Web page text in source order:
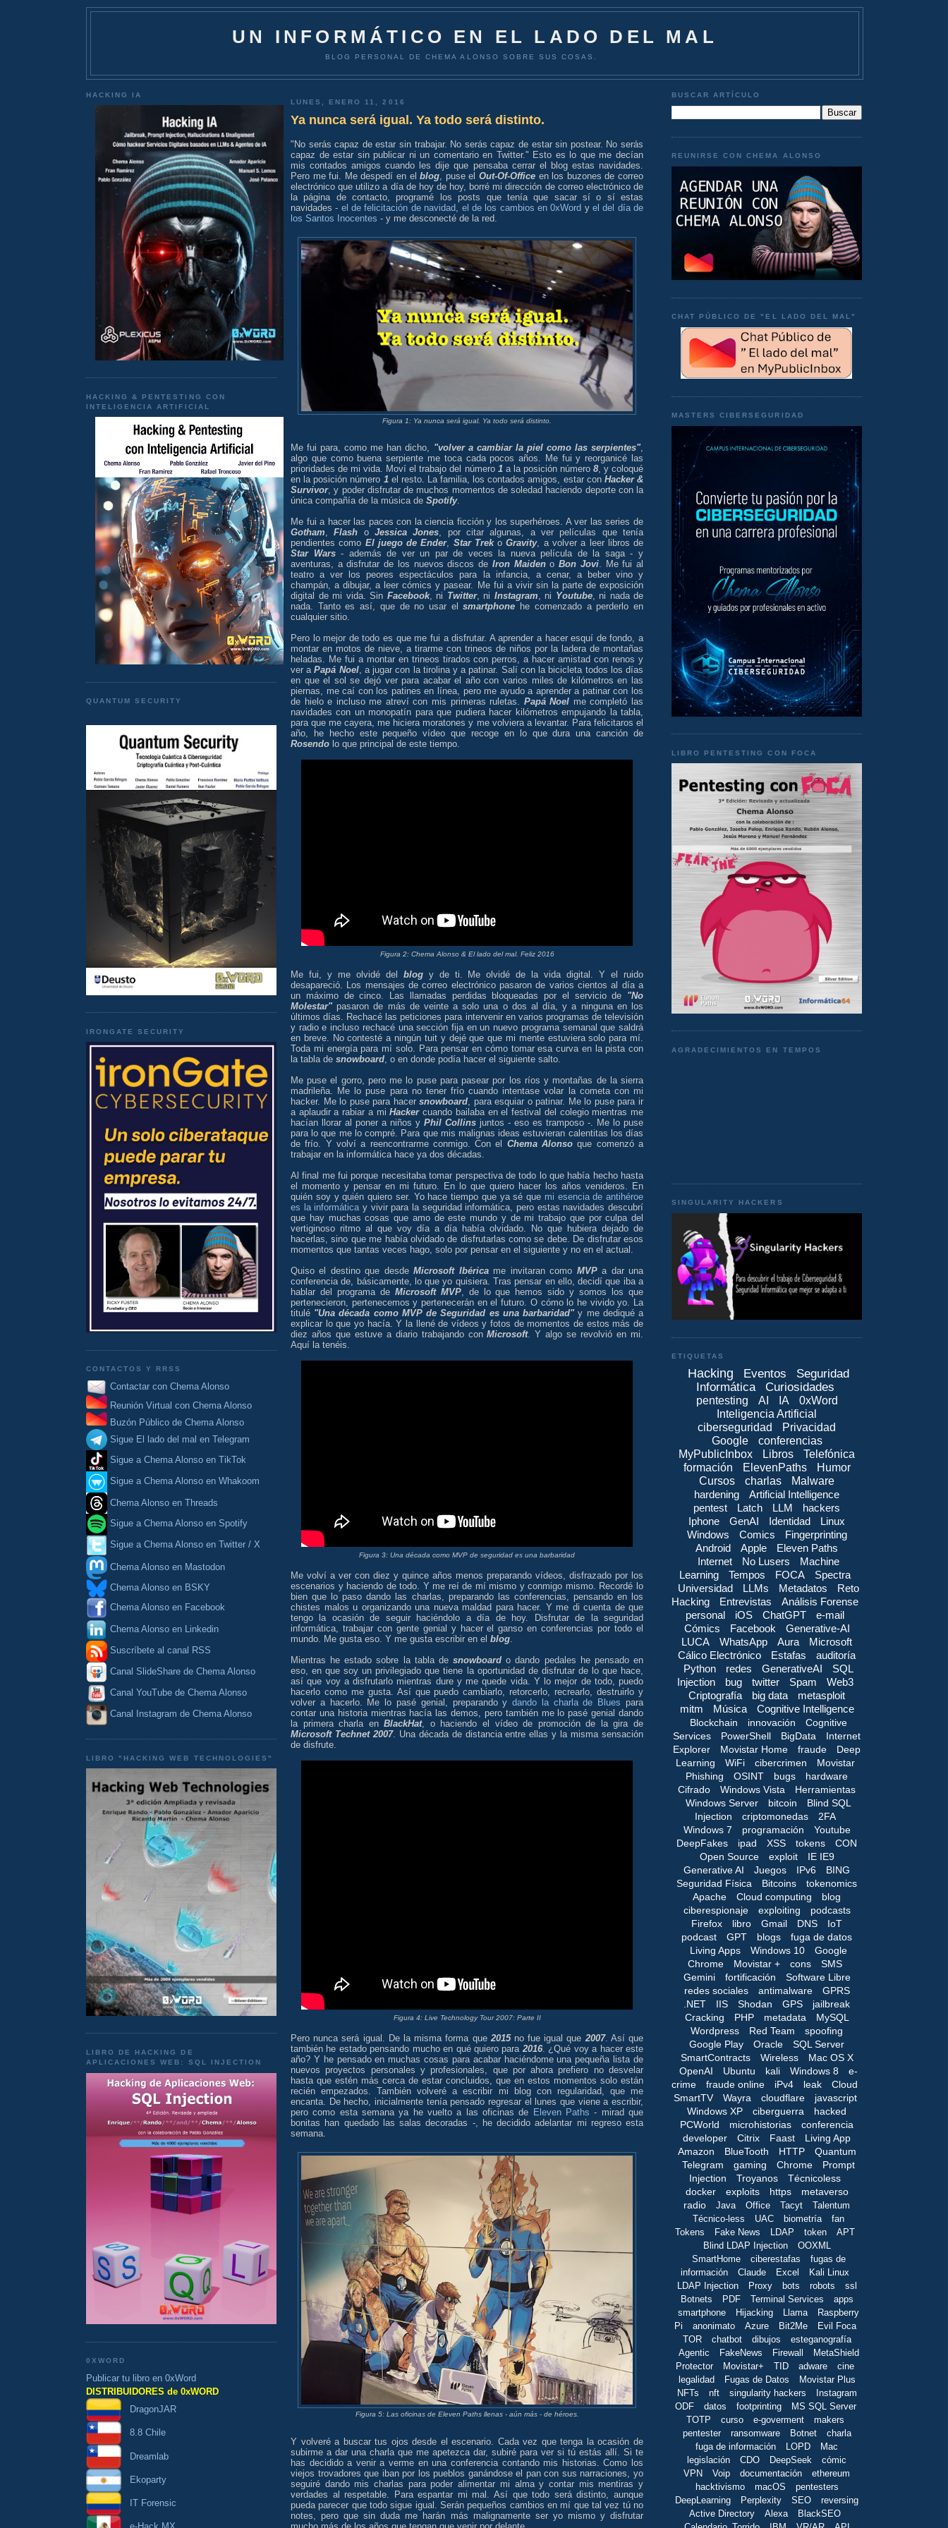
UN INFORMÁTICO EN EL LADO DEL MAL
BLOG PERSONAL DE CHEMA ALONSO SOBRE SUS COSAS.
HACKING IA
HACKING & PENTESTING CON
INTELIGENCIA ARTIFICIAL
QUANTUM SECURITY
IRONGATE SECURITY
CONTACTOS Y RRSS
Contactar con Chema Alonso
Reunión Virtual con Chema Alonso
Buzón Público de Chema Alonso
Sigue El lado del mal en Telegram
Sigue a Chema Alonso en TikTok
Sigue a Chema Alonso en Whakoom
Chema Alonso en Threads
Sigue a Chema Alonso en Spotify
Sigue a Chema Alonso en Twitter / X
Chema Alonso en Mastodon
Chema Alonso en BSKY
Chema Alonso en Facebook
Chema Alonso en Linkedin
Suscríbete al canal RSS
Canal SlideShare de Chema Alonso
Canal YouTube de Chema Alonso
Canal Instagram de Chema Alonso
LIBRO "HACKING WEB TECHNOLOGIES"
LIBRO DE HACKING DE
APLICACIONES WEB: SQL INJECTION
0XWORD
Publicar tu libro en 0xWord
DISTRIBUIDORES de 0xWORD
DragonJAR
8.8 Chile
Dreamlab
Ekoparty
IT Forensic
LUNES, ENERO 11, 2016
Ya nunca será igual. Ya todo será distinto.
"No serás capaz de estar sin trabajar. No serás capaz de estar sin postear. No serás
capaz de estar sin publicar ni un comentario en Twitter." Esto es lo que me decían
mis contados amigos cuando les dije que pensaba cerrar el blog estas navidades.
Pero me fui. Me despedí en elblog , puse elOut-Of-Office en los buzones de correo
electrónico que utilizo a día de hoy de hoy, borré mi dirección de correo electrónico de
la página de contacto, programé los posts que tenía que sacar sí o sí estas
navidades - el de felicitación de navidad el de los cambios en 0xWord y el del día de
los Santos Inocentes - y me desconecté de la red.
Figura 1: Ya nunca será igual. Ya todo será distinto.
Me fui para, como me han dicho, "volver a cambiar la piel como las serpientes",
algo que como buena serpiente me toca cada pocos años. Me fui y reorganicé las
prioridades de mi vida. Moví el trabajo del número 1a la posición número 8, y coloqué
en la posición número 1el resto. La familia, los contados amigos, estar con Hacker &
Survivor, y poder disfrutar de muchos momentos de soledad haciendo deporte con la
única compañía de la música de Spotify.
Me fui a hacer las paces con la ciencia ficción y los superhéroes. A ver las series de
Gotham,Flash oJessica Jones, por citar algunas, a ver películas que tenía
pendientes como El juego de Ender, Star TrekoGravity, a volver a leer libros de
Star Wars- además de ver un par de veces la nueva película de la saga - y
aventuras, a disfrutar de los nuevos discos de Iron MaidenoBon Jovi. Me fui al
teatro a ver los peores espectáculos para la infancia, a cenar, a beber vino y
champán, a dibujar, a leer cómics y pasear. Me fui a vivir sin la parte de exposición
digital de mi vida. Sin Facebook, ni Twitter, ni Instagram, ni Youtube, ni nada de
nada. Tanto es así, que de no usar elsmartphone he comenzado a perderlo en
cualquier sitio.
Pero lo mejor de todo es que me fui a disfrutar. A aprender a hacer esquí de fondo, a
montar en motos de nieve, a tirarme con trineos de niños por la ladera de montañas
heladas. Me fui a montar en trineos tirados con perros, a hacer amistad con renos y
ver aPapá Noel, a jugar con la tirolina y a patinar. Salí con la bicicleta todos los días
en que el sol se dejó ver para acabar el año con varios miles de kilómetros en las
piernas, me caí con los patines en línea, pero me ayudo a aprender a patinar con los
de hielo e incluso me atreví con mis primeras ruletas. Papá Noel me completó las
navidades con un monopatín para que pudiera hacer kilómetros empujando la tabla,
para que me cayera, me hiciera moratones y me volviera a levantar. Para felicitaros el
año, he hecho este pequeño vídeo que recoge en lo que dura una canción de
Rosendo lo que principal de este tiempo.
Figura 2: Chema Alonso & El lado del mal. Feliz 2016
Me fui, y me olvidé del blogy de ti. Me olvidé de la vida digital. Y el ruido
desapareció. Los mensajes de correo electrónico pasaron de varios cientos al día a
un máximo de cinco. Las llamadas perdidas bloqueadas por el servicio de "No
Molestar"pasaron de más de veinte a solo una o dos al día, y a ninguna en los
últimos días. Rechacé las peticiones para intervenir en varios programas de televisión
y radio e incluso rechacé una sección fija en un nuevo programa semanal que saldrá
en breve. No contesté a ningún tuit y dejé que que mi mente estuviera solo para mí.
Toda mi energía para mí solo. Para pensar en cómo tomar esa curva en la pista con
la tabla de snowboard, o en donde podía hacer el siguiente salto.
Me puse el gorro, pero me lo puse para pasear por los ríos y montañas de la sierra
madrileña. Me lo puse para no tener frío cuando intentase volar la cometa con mi
hacker. Me lo puse para hacersnowboard, para esquiar o patinar. Me lo puse para ir
a aplaudir a rabiar a miHackercuando bailaba en el festival del colegio mientras me
hacían llorar al poner a niños y Phil Collins juntos - eso es tramposo -. Me lo puse
para lo que me lo compré. Para que mis malignas ideas estuvieran calentitas los días
de frío. Y volví a reencontrarme conmigo. Con el Chema Alonso que comenzó a
trabajar en la informática hace ya dos décadas.
Al final me fui porque necesitaba tomar perspectiva de todo lo que había hecho hasta
el momento y pensar en mi futuro. En lo que quiero hacer los años venideros. En
quién soy y quién quiero ser. Yo hace tiempo que ya sé que mi esencia de antihéroe
es la informática y vivir para la seguridad informática, pero estas navidades descubrí
que hay muchas cosas que amo de este mundo y de mi trabajo que por culpa del
vertiginoso ritmo al que voy día a día había olvidado. No que hubiera dejado de
hacerlas, sino que me había olvidado de disfrutarlas como se debe. De disfrutar esos
momentos que tantas veces hago, solo por pensar en el siguiente y no en el actual.
Quiso el destino que desdeMicrosoft Ibéricame invitaran como MVPa dar una
conferencia de, básicamente, lo que yo quisiera. Tras pensar en ello, decidí que iba a
hablar del programa de Microsoft MVP, de lo que hemos sido y somos los que
pertenecieron, pertenecemos y pertenecerán en el futuro. O cómo lo he vivido yo. La
titulé "Una década como MVP de Seguridad es una barbaridad"y me dediqué a
explicar lo que yo hacía. Y la llené de vídeos y fotos de momentos de estos más de
diez años que estuve a diario trabajando conMicrosoft. Y algo se revolvió en mi.
Aquí la tenéis.
Figura 3: Una década como MVP de seguridad es una barbaridad
Me volví a ver con diez y quince años menos preparando vídeos, disfrazado por los
escenarios y haciendo de todo. Y me reí de mí mismo y conmigo mismo. Recordé lo
bien que lo paso dando las charlas, preparando las conferencias, pensando en los
chistes malos u organizando una nueva maldad para hacer. Y me di cuenta de que
tengo la ocasión de seguir haciéndolo a día de hoy. Disfrutar de la seguridad
informática, trabajar con gente genial y hacer el ganso en conferencias por todo el
mundo. Me gusta eso. Y me gusta escribir en el blog.
Mientras he estado sobre la tabla desnowboard o dando pedales he pensado en
eso, en que soy un privilegiado que tiene la oportunidad de disfrutar de lo que hace,
así que voy a disfrutarlo mientras dure y me quede vida. Y lo mejor de todo, puedo
hacerlo como me gusta. Así que puedo cambiarlo, retorcerlo, recrearlo, destruirlo y
volver a hacerlo. Me lo pasé genial, preparando ydando la charla de Blues para
contar una historia mientras hacía las demos, pero también me lo pasé genial dando
la primera charla enBlackHat, o haciendo el vídeo de promoción de la gira de
Microsoft Technet 2007. Una década de distancia entre ellas y la misma sensación
de disfrute.
Figura 4: Live Technology Tour 2007: Parte II
Pero nunca será igual. De la misma forma que 2015no fue igual que 2007. Así que
también he estado pensando mucho en qué quiero para 2016. ¿Qué voy a hacer este
año? Y he pensado en muchas cosas para acabar haciéndome una pequeña lista de
nuevos proyectos personales y profesionales, que por ahora prefiero no desvelar
hasta que estén más cerca de estar concluidos, que en estos momentos solo están
recién empezados. También volveré a escribir mi blog con regularidad, que me
encanta. De hecho, inicialmente tenía pensado regresar el lunes que viene a escribir,
pero como esta semana ya he vuelto a las oficinas de Eleven Paths - mirad que
bonitas han quedado las salas decoradas -, he decidido adelantar mi regreso esta
semana.
Figura 5: Las oficinas de Eleven Paths llenas - aún más - de héroes.
Y volveré a buscar tus ojos desde el escenario. Cada vez que tenga la ocasión de
subirme a dar una charla que me apetezca dar, subiré para ver si tú estás allí. Si te
has decidido a venir a verme en una conferencia contando mis historias. Como los
viejos trovadores que iban por los pueblos ganándose el pan con sus narraciones, yo
seguiré dando mis charlas para poder alimentar mi alma y contar mis mentiras y
verdades al respetable. Para espantar mi mal. Así que todo será distinto, aunque
pueda parecer que todo sigue igual. Serán pequeños cambios en mí que tal vez tú no
notes, pero que sin duda me harán más malignamente ser yo mismo y disfrutar
BUSCAR ARTÍCULO
REUNIRSE CON CHEMA ALONSO
CHAT PÚBLICO DE "EL LADO DEL MAL"
MASTERS CIBERSEGURIDAD
LIBRO PENTESTING CON FOCA
AGRADECIMIENTOS EN TEMPOS
SINGULARITY HACKERS
ETIQUETAS
Hacking Eventos
Seguridad
Informática
Curiosidades
pentesting AI IA
0xWord
Inteligencia Artificial
ciberseguridad
Privacidad
Google
conferencias
MyPublicInbox
Libros
Telefónica
formación
ElevenPaths
Humor
Cursos
charlas
Malware
hardening
Artificial Intelligence
pentest
Latch LLM
hackers
Iphone
GenAI Identidad
Linux
Windows
Comics
Fingerprinting
Android
Apple
Eleven Paths
Internet
No Lusers
Machine
Learning
Tempos FOCA
Spectra
Universidad
LLMs Metadatos
Reto
Hacking
Entrevistas
Análisis Forense
personal
iOS ChatGPT
e-mail
Cómics
Facebook
Generative-AI
LUCA
WhatsApp Aura
Microsoft
Cálico Electrónico
Estafas
auditoría
Python
redes GenerativeAI
SQL
Injection
bug twitter Spam
Web3
Criptografía
big data
metasploit
mitm
Música Cognitive Intelligence
Blockchain innovación
Cognitive
Services
PowerShell BigData
Internet
Explorer
Movistar Home fraude
Deep
Learning
WiFi cibercrimen
Movistar
Phishing
OSINT bugs
hardware
Cifrado
Windows Vista
Herramientas
Windows Server
bitcoin
Blind SQL
Injection
criptomonedas
2FA
Windows 7
programación
Youtube
DeepFakes
ipad XSS tokens
CON
Open Source
exploit
IE IE9
Generative AI
Juegos IPv6
BING
Seguridad Física
Bitcoins
tokenomics
Apache
Cloud computing
blog
ciberespionaje
exploiting
podcasts
Firefox
libro Gmail DNS
IoT
podcast
GPT blogs
fuga de datos
Living Apps
Windows 10
Google
Chrome
Movistar + cons
SMS
Gemini
fortificación
Software Libre
redes sociales
antimalware
GPRS
.NET
IIS Shodan GPS
jailbreak
Cracking
PHP metadata
MySQL
Wordpress
Red Team
spoofing
Google Play
Oracle
SQL Server
SmartContracts
Wireless
Mac OS X
OpenAI
Ubuntu kali Windows 8
e-
crime
fraude online iPv4 leak
Cloud
SmartTV
Wayra cloudflare
javascript
Windows XP
ciberguerra
hacked
PCWorld
microhistorias
conferencia
developer
Citrix Faast
Living App
Amazon
BlueTooth HTTP
Quantum
Telegram
gaming Chrome
Prompt
Injection
Troyanos
Técnicoless
docker
exploits https
metaverso
radio
Java Office Tacyt
Talentum
Técnico-less
UAC biometría
fan
Tokens
Fake News LDAP token
APT
Blind LDAP Injection
OOXML
SmartHome
ciberestafas
fugas de
información
Claude Excel
Kali Linux
LDAP Injection
Proxy bots robots
ssl
Botnets
PDF Terminal Services
apps
smartphone
Hijacking Llama
Raspberry
Pi
anonimato Azure Bit2Me
Evil Foca
TOR
chatbot dibujos
esteganografía
Agentic
FakeNews Firewall
MetaShield
Protector
Movistar+ TID adware
cine
legalidad
Fugas de Datos
Movistar Plus
NFTs
nft singularity hackers
Instagram
ODF
datos footprinting
MS SQL Server
TOTP
curso e-goverment
makers
pentester
ransomware Botnet
charla
fuga de información
LOPD
Mac
legislación
CDO DeepSeek
cómic
VPN
Voip documentación
ethereum
hacktivismo
macOS
pentesters
DeepLearning
Perplexity SEO
reversing
Active Directory
Alexa
BlackSEO